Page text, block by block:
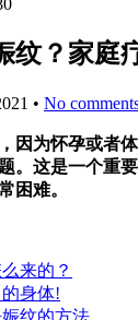
纹？家庭
• No
因为怀孕或者
。这是一个重
困难。
来的？
身体!
纹的方法